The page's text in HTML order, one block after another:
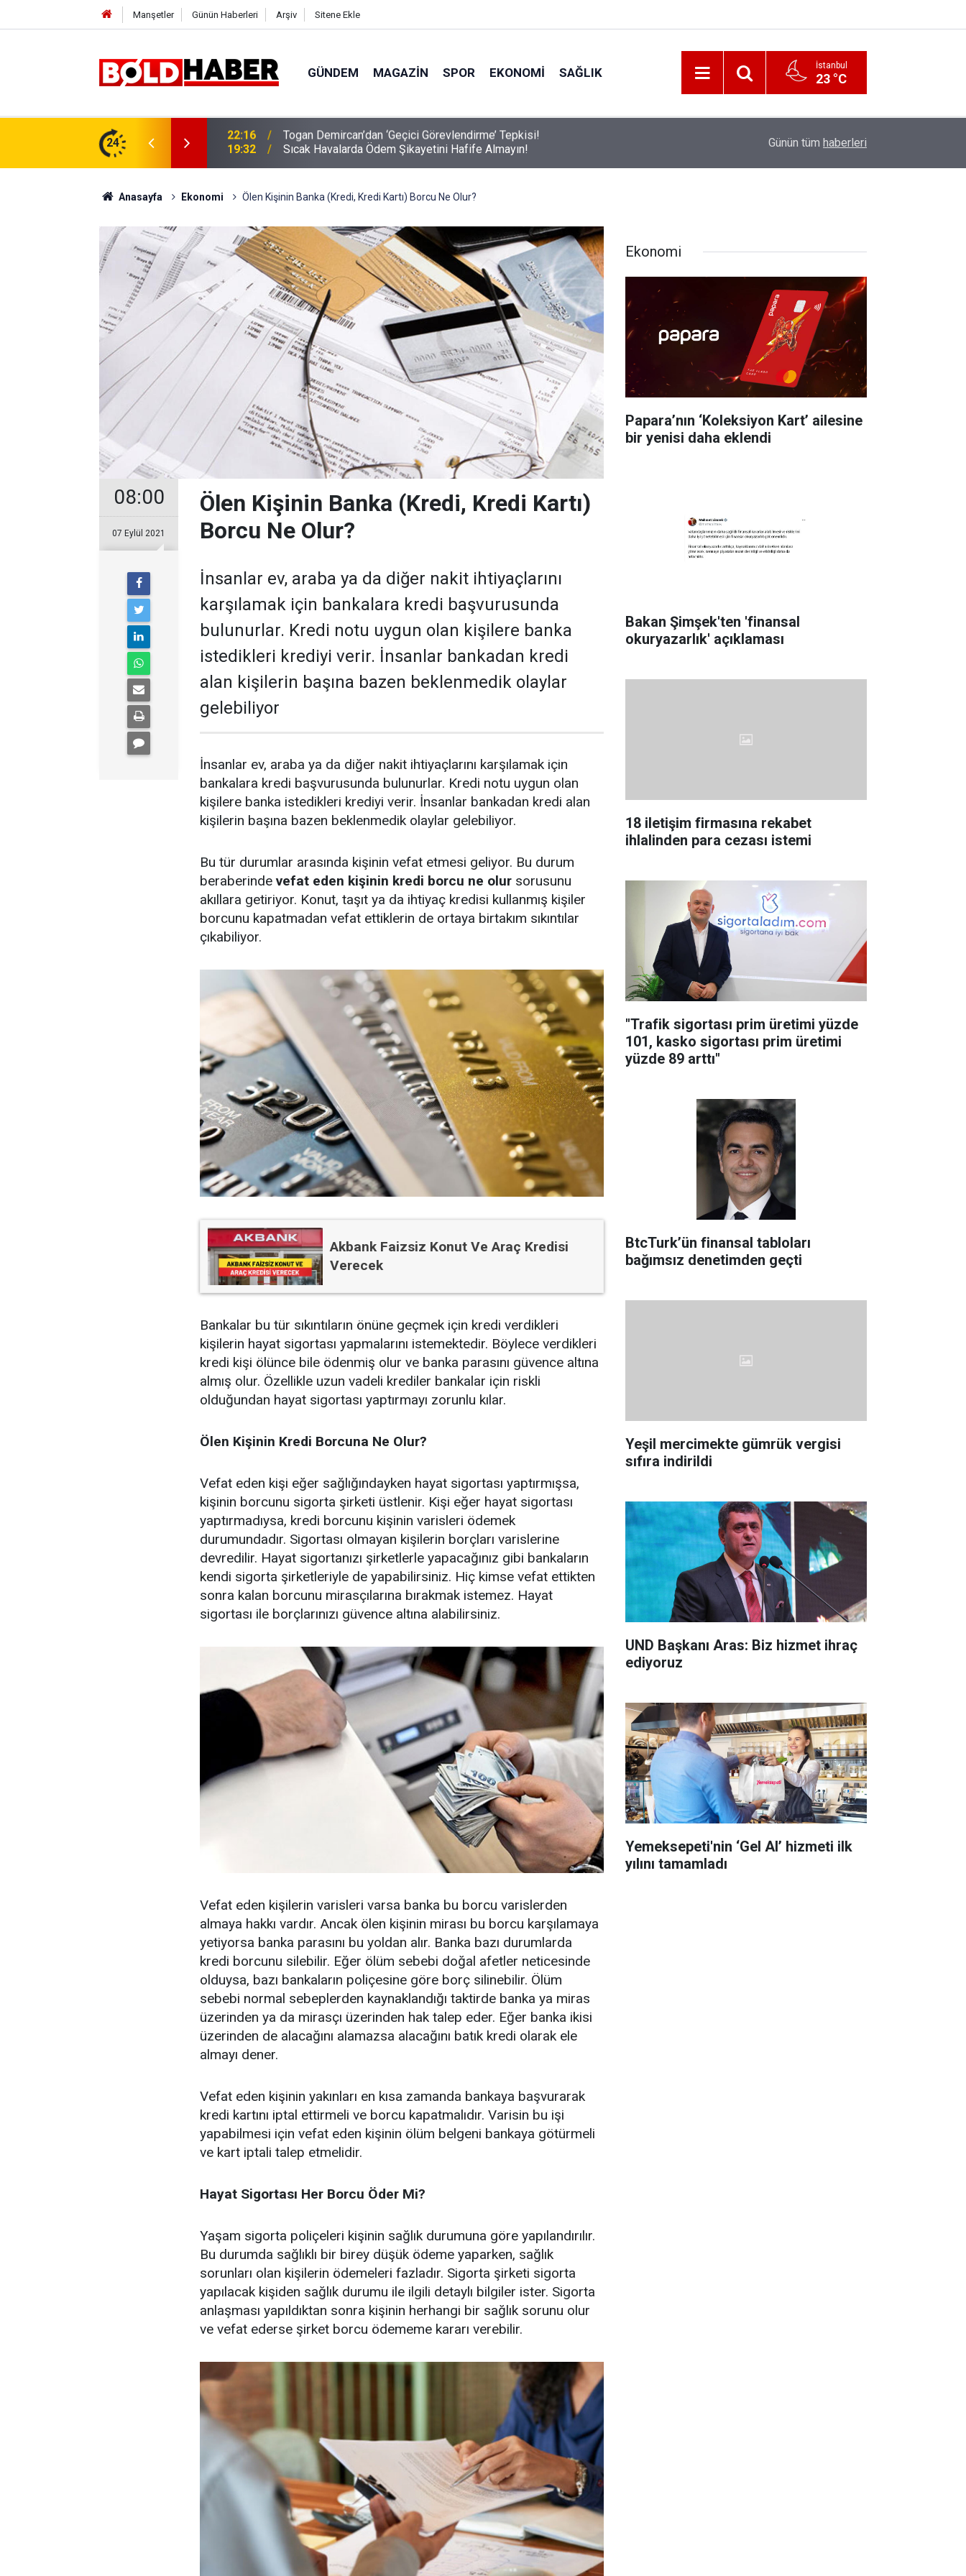
Manşetler Günün Haberleri Arşiv Sitene Ekle
GÜNDEM MAGAZIN SPOR EKONOMI SAĞLIK İstanbul
23 °C
24 19:32 Sıcak Havalarda Ödem Şikayetini Hafife Almayın! İzmir 112’de Kan Donduran İddialar!
Günün tüm haberleri
Anasayfa Ekonomi Ölen Kişinin Banka (Kredi, Kredi Kartı) Borcu Ne Olur?
08:00
07 Eylül 2021
Ölen Kişinin Banka (Kredi, Kredi Kartı)
Borcu Ne Olur?
İnsanlar ev, araba ya da diğer nakit ihtiyaçlarını
karşılamak için bankalara kredi başvurusunda
bulunurlar. Kredi notu uygun olan kişilere banka
istedikleri krediyi verir. İnsanlar bankadan kredi
alan kişilerin başına bazen beklenmedik olaylar
gelebiliyor
İnsanlar ev, araba ya da diğer nakit ihtiyaçlarını karşılamak için
bankalara kredi başvurusunda bulunurlar. Kredi notu uygun olan
kişilere banka istedikleri krediyi verir. İnsanlar bankadan kredi alan
kişilerin başına bazen beklenmedik olaylar gelebiliyor.
Bu tür durumlar arasında kişinin vefat etmesi geliyor. Bu durum
beraberindevefat eden kişinin kredi borcu ne olur sorusunu
akıllara getiriyor. Konut, taşıt ya da ihtiyaç kredisi kullanmış kişiler
borcunu kapatmadan vefat ettiklerin de ortaya birtakım sıkıntılar
çıkabiliyor.
Akbank Faizsiz Konut Ve Araç Kredisi
Verecek
Bankalar bu tür sıkıntıların önüne geçmek için kredi verdikleri
kişilerin hayat sigortası yapmalarını istemektedir. Böylece verdikleri
kredi kişi ölünce bile ödenmiş olur ve banka parasını güvence altına
almış olur. Özellikle uzun vadeli krediler bankalar için riskli
olduğundan hayat sigortası yaptırmayı zorunlu kılar.
Ölen Kişinin Kredi Borcuna Ne Olur?
Vefat eden kişi eğer sağlığındayken hayat sigortası yaptırmışsa,
kişinin borcunu sigorta şirketi üstlenir. Kişi eğer hayat sigortası
yaptırmadıysa, kredi borcunu kişinin varisleri ödemek
durumundadır. Sigortası olmayan kişilerin borçları varislerine
devredilir. Hayat sigortanızı şirketlerle yapacağınız gibi bankaların
kendi sigorta şirketleriyle de yapabilirsiniz. Hiç kimse vefat ettikten
sonra kalan borcunu mirasçılarına bırakmak istemez. Hayat
sigortası ile borçlarınızı güvence altına alabilirsiniz.
Vefat eden kişilerin varisleri varsa banka bu borcu varislerden
almaya hakkı vardır. Ancak ölen kişinin mirası bu borcu karşılamaya
yetiyorsa banka parasını bu yoldan alır. Banka bazı durumlarda
kredi borcunu silebilir. Eğer ölüm sebebi doğal afetler neticesinde
olduysa, bazı bankaların poliçesine göre borç silinebilir. Ölüm
sebebi normal sebeplerden kaynaklandığı taktirde banka ya miras
üzerinden ya da mirasçı üzerinden hak talep eder. Eğer banka ikisi
üzerinden de alacağını alamazsa alacağını batık kredi olarak ele
almayı dener.
Vefat eden kişinin yakınları en kısa zamanda bankaya başvurarak
kredi kartını iptal ettirmeli ve borcu kapatmalıdır. Varisin bu işi
yapabilmesi için vefat eden kişinin ölüm belgeni bankaya götürmeli
ve kart iptali talep etmelidir.
Hayat Sigortası Her Borcu Öder Mi?
Yaşam sigorta poliçeleri kişinin sağlık durumuna göre yapılandırılır.
Bu durumda sağlıklı bir birey düşük ödeme yaparken, sağlık
sorunları olan kişilerin ödemeleri fazladır. Sigorta şirketi sigorta
yapılacak kişiden sağlık durumu ile ilgili detaylı bilgiler ister. Sigorta
anlaşması yapıldıktan sonra kişinin herhangi bir sağlık sorunu olur
ve vefat ederse şirket borcu ödememe kararı verebilir.
Ekonomi
Papara’nın ‘Koleksiyon Kart’ ailesine
bir yenisi daha eklendi
Bakan Şimşek'ten 'finansal
okuryazarlık' açıklaması
18 iletişim firmasına rekabet
ihlalinden para cezası istemi
"Trafik sigortası prim üretimi yüzde
101, kasko sigortası prim üretimi
yüzde 89 arttı"
BtcTurk’ün finansal tabloları
bağımsız denetimden geçti
Yeşil mercimekte gümrük vergisi
sıfıra indirildi
UND Başkanı Aras: Biz hizmet ihraç
ediyoruz
Yemeksepeti'nin ‘Gel Al’ hizmeti ilk
yılını tamamladı